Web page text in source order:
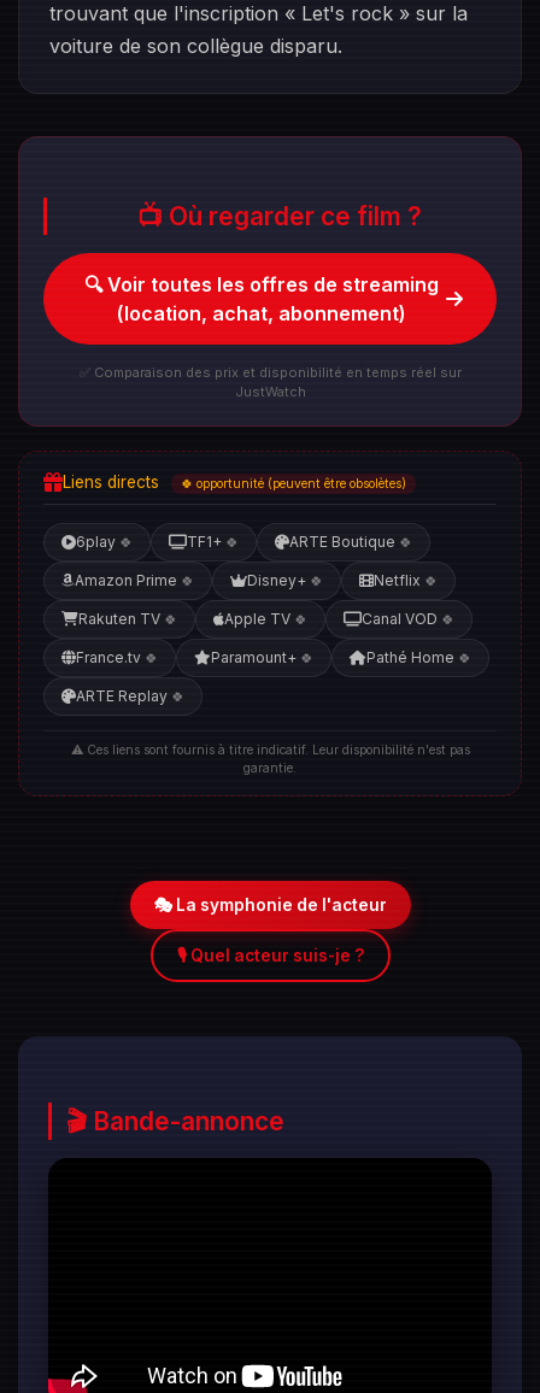
trouvant que l'inscription « Let's rock » sur la
voiture de son collègue disparu.
📺 Où regarder ce film ?
🔍 Voir toutes les offres de streaming
(location, achat, abonnement)
✅ Comparaison des prix et disponibilité en temps réel sur
JustWatch
Liens directs 🍀 opportunité (peuvent être obsolètes)
6play 🍀 TF1+ 🍀 ARTE Boutique 🍀
Amazon Prime 🍀 Disney+ 🍀 Netflix 🍀
Rakuten TV 🍀 Apple TV 🍀 Canal VOD 🍀
France.tv 🍀 Paramount+ 🍀 Pathé Home 🍀
ARTE Replay 🍀
⚠️ Ces liens sont fournis à titre indicatif. Leur disponibilité n'est pas
garantie.
🎭 La symphonie de l'acteur
🎙️ Quel acteur suis-je ?
🎬 Bande-annonce